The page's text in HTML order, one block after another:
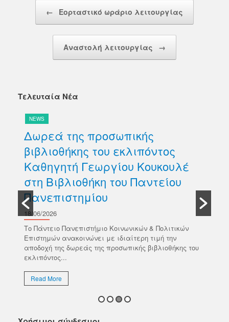
← Εορταστικό ωράριο λειτουργίας
Αναστολή λειτουργίας →
Τελευταία Νέα
NEWS
Δωρεά της προσωπικής
βιβλιοθήκης του εκλιπόντος
Καθηγητή Γεωργίου Κουκουλέ
στη Βιβλιοθήκη του Παντείου
Πανεπιστημίου
18/06/2026
Το Πάντειο Πανεπιστήμιο Κοινωνικών & Πολιτικών
Επιστημών ανακοινώνει με ιδιαίτερη τιμή την
αποδοχή της δωρεάς της προσωπικής βιβλιοθήκης του
εκλιπόντος...
Read More